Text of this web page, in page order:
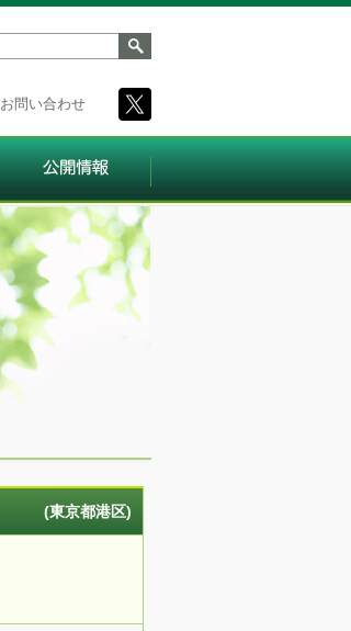
お問い合わせ
(東京都港区)